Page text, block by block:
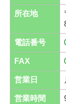
所在地
電話番号
FAX
営業日
営業時間